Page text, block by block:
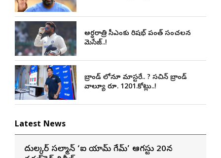
అర్థరాత్రి సీఎంకు రిషభ్ పంత్ సంచలన
మెసేజ్..!
బ్రాండ్ లోనూ మాస్టరే.. ? సచిన్ బ్రాండ్
వాల్యూ రూ. 1201.కోట్లు..!
Latest News
దుల్కర్ సల్మాన్ ‘ఐ యామ్ గేమ్’ ఆగస్టు 20న